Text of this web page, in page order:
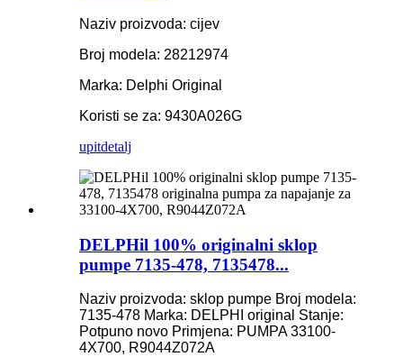
Naziv proizvoda: cijev
Broj modela: 28212974
Marka: Delphi Original
Koristi se za: 9430A026G
upitdetalj
DELPHil 100% originalni sklop
pumpe 7135-478, 7135478...
Naziv proizvoda: sklop pumpe Broj modela:
7135-478 Marka: DELPHI original Stanje:
Potpuno novo Primjena: PUMPA 33100-
4X700, R9044Z072A